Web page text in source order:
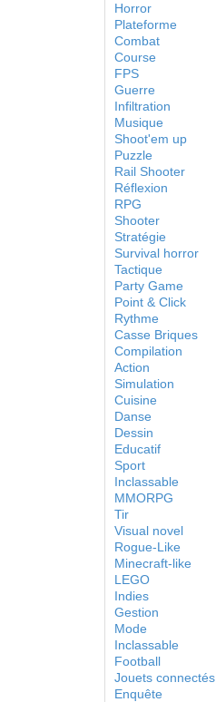
Horror
Plateforme
Combat
Course
FPS
Guerre
Infiltration
Musique
Shoot'em up
Puzzle
Rail Shooter
Réflexion
RPG
Shooter
Stratégie
Survival horror
Tactique
Party Game
Point & Click
Rythme
Casse Briques
Compilation
Action
Simulation
Cuisine
Danse
Dessin
Educatif
Sport
Inclassable
MMORPG
Tir
Visual novel
Rogue-Like
Minecraft-like
LEGO
Indies
Gestion
Mode
Inclassable
Football
Jouets connectés
Enquête